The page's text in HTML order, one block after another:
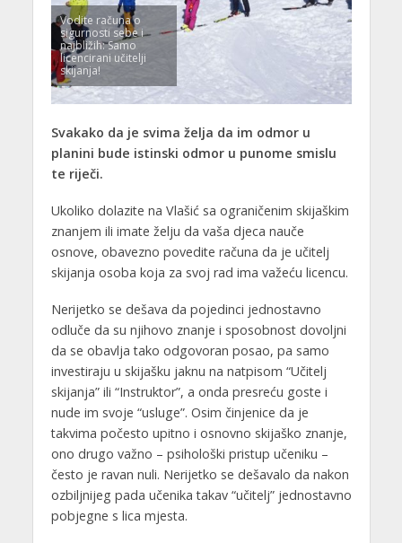
Vodite računa o
sigurnosti sebe i
najbližih: Samo
licencirani učitelji
skijanja!
Svakako da je svima želja da im odmor u
planini bude istinski odmor u punome smislu
te riječi.
Ukoliko dolazite na Vlašić sa ograničenim skijaškim
znanjem ili imate želju da vaša djeca nauče
osnove, obavezno povedite računa da je učitelj
skijanja osoba koja za svoj rad ima važeću licencu.
Nerijetko se dešava da pojedinci jednostavno
odluče da su njihovo znanje i sposobnost dovoljni
da se obavlja tako odgovoran posao, pa samo
investiraju u skijašku jaknu na natpisom “Učitelj
skijanja” ili “Instruktor”, a onda presreću goste i
nude im svoje “usluge”. Osim činjenice da je
takvima počesto upitno i osnovno skijaško znanje,
ono drugo važno – psihološki pristup učeniku –
često je ravan nuli. Nerijetko se dešavalo da nakon
ozbiljnijeg pada učenika takav “učitelj” jednostavno
pobjegne s lica mjesta.